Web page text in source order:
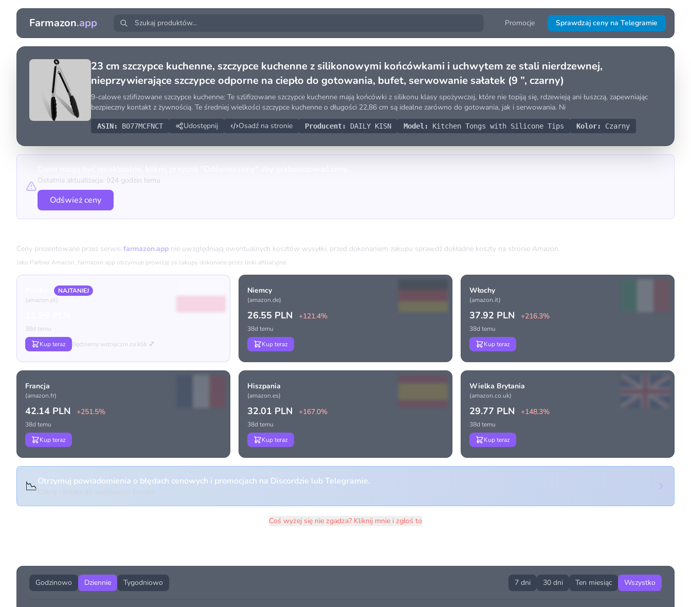
Farmazon.app Promocje Sprawdzaj ceny na Telegramie
23 cm szczypce kuchenne, szczypce kuchenne z silikonowymi końcówkami i uchwytem ze stali nierdzewnej,
nieprzywierające szczypce odporne na ciepło do gotowania, bufet, serwowanie sałatek (9 ”, czarny)
9-calowe szlifizowane szczypce kuchenne: Te szlifizowane szczypce kuchenne mają końcówki z silikonu klasy spożywczej, które nie topiją się, rdzewieją ani łuszczą, zapewniając
bezpieczny kontakt z żywnością. Te średniej wielkości szczypce kuchenne o długości 22,86 cm są idealne zarówno do gotowania, jak i serwowania. Ni
ASIN: B077MCFNCT Udostępnij Osadź na stronie Producent: DAILY KISN Model: Kitchen Tongs with Silicone Tips Kolor: Czarny
Ostatnia aktualizacja: 924 godzin temu
Odśwież ceny
Ceny prezentowane przez serwis farmazon.app nie uwzględniają ewentualnych kosztów wysyłki, przed dokonaniem zakupu sprawdź dokładne koszty na stronie Amazon.
Jako Partner Amazon, farmazon.app otrzymuje prowizję za zakupy dokonane przez linki afiliacyjne.
NAJTANIEJ
(amazon.pl)
38d temu
Kup teraz
Będziemy wdzięczni za klik 💕
Niemcy
(amazon.de)
26.55 PLN +121.4%
38d temu
Kup teraz
Włochy
(amazon.it)
37.92 PLN +216.3%
38d temu
Kup teraz
Francja
(amazon.fr)
42.14 PLN +251.5%
38d temu
Kup teraz
Hiszpania
(amazon.es)
32.01 PLN +167.0%
38d temu
Kup teraz
Wielka Brytania
(amazon.co.uk)
29.77 PLN +148.3%
38d temu
Kup teraz
📉Otrzymuj powiadomienia o błędach cenowych i promocjach na Discordzie lub Telegramie.
Coś wyżej się nie zgadza? Kliknij mnie i zgłoś to
Godzinowo Dziennie Tygodniowo 7 dni 30 dni Ten miesiąc Wszystko